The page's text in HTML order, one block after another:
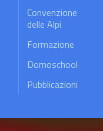
Convenzione
delle Alpi
Formazione
Domoschool
Pubblicazioni